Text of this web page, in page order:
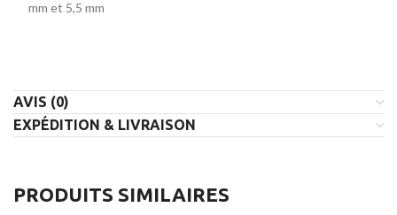
mm et 5,5 mm
AVIS (0)
EXPÉDITION & LIVRAISON
PRODUITS SIMILAIRES